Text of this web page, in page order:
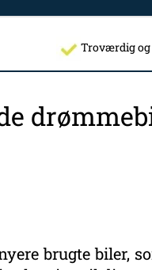
Troværdig og
brugte biler,